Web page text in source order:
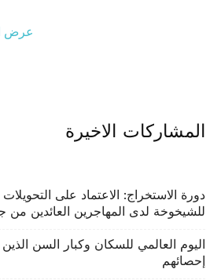
عرض
المشاركات الاخيرة
دورة الاستخراج: الاعتماد على التحويلات
للشيخوخة لدى المهاجرين العائدين من
اليوم العالمي للسكان وكبار السن
إحصائهم